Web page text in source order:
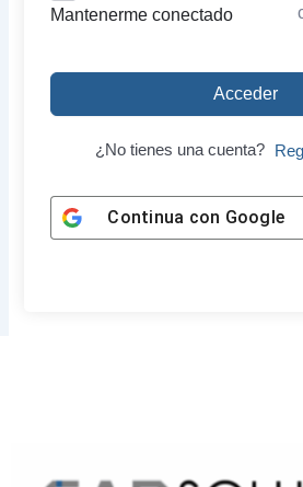
Mantenerme conectado
Acceder
¿No tienes una cuenta?
Continua con Google